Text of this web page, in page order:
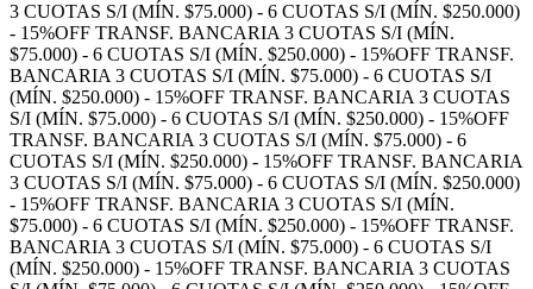
3 CUOTAS S/I (MÍN. $75.000) - 6 CUOTAS S/I (MÍN. $250.000)
- 15%OFF TRANSF. BANCARIA 3 CUOTAS S/I (MÍN.
$75.000) - 6 CUOTAS S/I (MÍN. $250.000) - 15%OFF TRANSF.
BANCARIA 3 CUOTAS S/I (MÍN. $75.000) - 6 CUOTAS S/I
(MÍN. $250.000) - 15%OFF TRANSF. BANCARIA 3 CUOTAS
S/I (MÍN. $75.000) - 6 CUOTAS S/I (MÍN. $250.000) - 15%OFF
TRANSF. BANCARIA 3 CUOTAS S/I (MÍN. $75.000) - 6
CUOTAS S/I (MÍN. $250.000) - 15%OFF TRANSF. BANCARIA
3 CUOTAS S/I (MÍN. $75.000) - 6 CUOTAS S/I (MÍN. $250.000)
- 15%OFF TRANSF. BANCARIA 3 CUOTAS S/I (MÍN.
$75.000) - 6 CUOTAS S/I (MÍN. $250.000) - 15%OFF TRANSF.
BANCARIA 3 CUOTAS S/I (MÍN. $75.000) - 6 CUOTAS S/I
(MÍN. $250.000) - 15%OFF TRANSF. BANCARIA 3 CUOTAS